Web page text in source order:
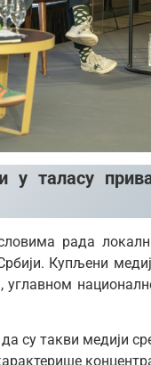
таласу
рада
Купљени
да су такви медији